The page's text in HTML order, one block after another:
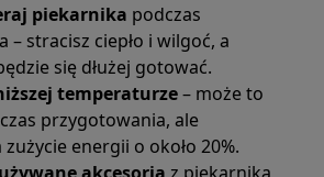
piekarnika podczas
– stracisz ciepło i wilgoć, a
się dłużej gotować.
temperaturze– może to
przygotowania, ale
energii o około 20%.